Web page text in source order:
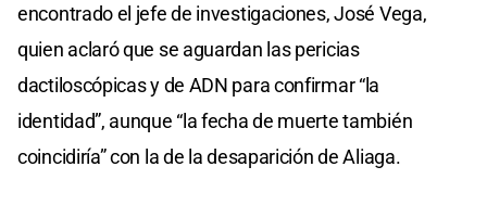
encontrado el jefe de investigaciones, José Vega,
quien aclaró que se aguardan las pericias
dactiloscópicas y de ADN para confirmar “la
identidad”, aunque “la fecha de muerte también
coincidiría” con la de la desaparición de Aliaga.